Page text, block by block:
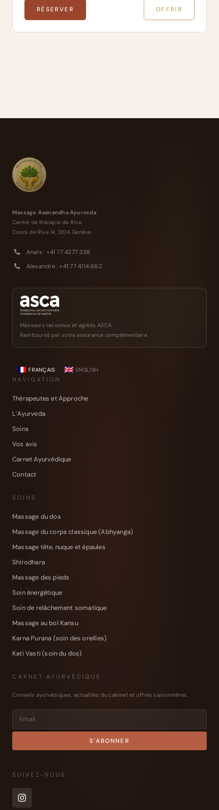
RÉSERVER OFFRIR
Massage Aaanandha Ayurveda
Centre de thérapie de Rive.
Cours de Rive 14, 1204 Genève
Anaïs : +41 77 4277 358
Alexandre : +41 77 4114 662
Masseurs reconnus et agréés ASCA
Remboursé par votre assurance complémentaire
FRANÇAIS ENGLISH
NAVIGATION
Thérapeutes et Approche
L’Ayurveda
Soins
Vos avis
Carnet Ayurvédique
Contact
SOINS
Massage du dos
Massage du corps classique (Abhyanga)
Massage tête, nuque et épaules
Shirodhara
Massage des pieds
Soin énergétique
Soin de relâchement somatique
Massage au bol Kansu
Karna Purana (soin des oreilles)
Kati Vasti (soin du dos)
CARNET AYURVÉDIQUE
Conseils ayurvédiques, actualités du cabinet et offres saisonnières.
SUIVEZ-NOUS